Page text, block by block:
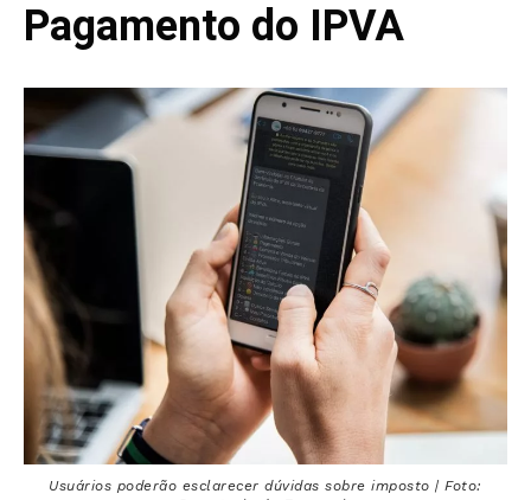
Pagamento do IPVA
Usuários poderão esclarecer dúvidas sobre imposto | Foto: